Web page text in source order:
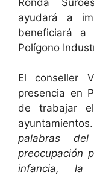
ayudará a
beneficiará a
Polígono
El conseller
presencia en
de trabajar
palabras
preocupación
infancia, la